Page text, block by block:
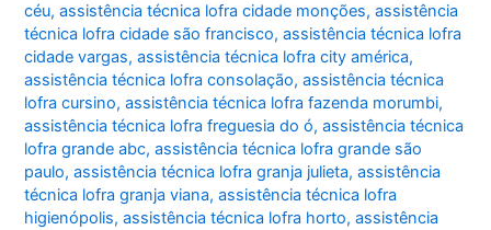
céu,assistência técnica lofra cidade monções,assistência
técnica lofra cidade são francisco,assistência técnica lofra
cidade vargas,assistência técnica lofra city américa,
assistência técnica lofra consolação,assistência técnica
lofra cursino,assistência técnica lofra fazenda morumbi,
assistência técnica lofra freguesia do ó,assistência técnica
lofra grande abc,assistência técnica lofra grande são
paulo,assistência técnica lofra granja julieta,assistência
técnica lofra granja viana,assistência técnica lofra
higienópolis,assistência técnica lofra horto,assistência